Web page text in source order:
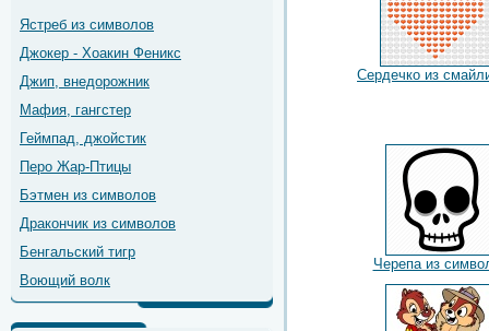
Ястреб из символов
Джокер - Хоакин Феникс
Джип, внедорожник
Мафия, гангстер
Геймпад, джойстик
Перо Жар-Птицы
Бэтмен из символов
Дракончик из символов
Бенгальский тигр
Воющий волк
Сердечко из
Черепа из